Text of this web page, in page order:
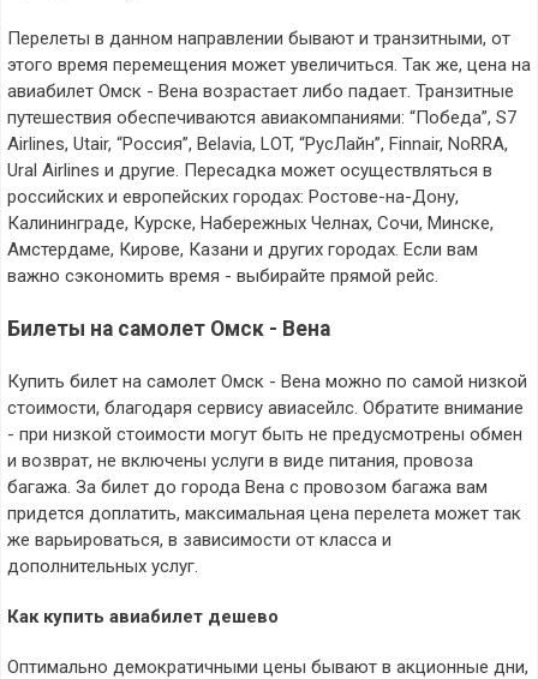
Перелеты в данном направлении бывают и транзитными, от
этого время перемещения может увеличиться. Так же, цена на
авиабилет Омск - Вена возрастает либо падает. Транзитные
путешествия обеспечиваются авиакомпаниями: “Победа”, S7
Airlines, Utair, “Россия”, Belavia, LOT, “РусЛайн”, Finnair, NoRRA,
Ural Airlines и другие. Пересадка может осуществляться в
российских и европейских городах: Ростове-на-Дону,
Калининграде, Курске, Набережных Челнах, Сочи, Минске,
Амстердаме, Кирове, Казани и других городах. Если вам
важно сэкономить время - выбирайте прямой рейс.
Билеты на самолет Омск - Вена
Купить билет на самолет Омск - Вена можно по самой низкой
стоимости, благодаря сервису авиасейлс. Обратите внимание
- при низкой стоимости могут быть не предусмотрены обмен
и возврат, не включены услуги в виде питания, провоза
багажа. За билет до города Вена с провозом багажа вам
придется доплатить, максимальная цена перелета может так
же варьироваться, в зависимости от класса и
дополнительных услуг.
Как купить авиабилет дешево
Оптимально демократичными цены бывают в акционные дни,